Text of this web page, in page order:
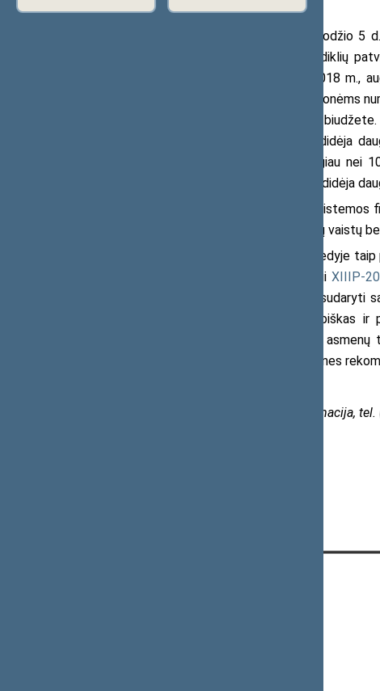
Sveikatos reikalų komitetas gruodžio 5
draudimo fondo (PSDF) biudžeto rodiklių
metų PSDF biudžetas, lyginant su 2018 m.,
Vaistams ir medicinos pagalbos priemonėms
Seimo patvirtintame šių metų PSDF
sanatoriniam gydymui (finansavimas didėja
techninėms priemonėms (didėja daugiau
kitoms sveikatos draudimo išlaidoms (didėja
Didėjantis sveikatos apsaugos sistemos
kompensuoti daugiau naujų ir efektyvių vaistų
Sveikatos reikalų komitetas posėdyje
Nr. I-924 pakeitimo įstatymo projektui XIIIP-
2091(2). Įstatymų projektų tikslas – sudaryti
visų asmenų vienodas teises į kokybiškas ir
psichikos ir elgesio sutrikimų turinčių
reglamentuoti atsižvelgiant į tarptautines
Sveikatos reikalų komiteto biuro informacija,